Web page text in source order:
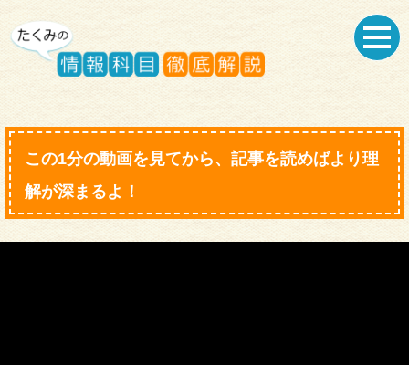
この1分の動画を見てから、記事を読めばより理
解が深まるよ！